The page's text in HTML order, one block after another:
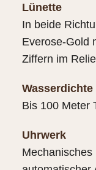
Lünette
In beide
Everose-Gold
Ziffern im
Wasserdichte
Bis 100 Meter
Uhrwerk